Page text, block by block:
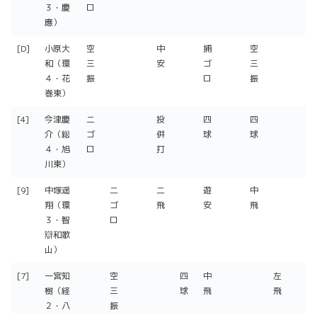
３・慶
應）
ロ
[D]
小原大
和（環
４・花
巻東）
空
三
振
中
安
捕
ゴ
ロ
空
三
振
[4]
今津慶
介（総
４・旭
川東）
二
ゴ
ロ
投
併
打
四
球
四
球
[9]
中塚遥
翔（環
３・智
辯和歌
山）
二
ゴ
ロ
二
飛
遊
安
中
飛
[7]
一宮知
樹（経
２・八
空
三
振
四
球
中
飛
左
飛